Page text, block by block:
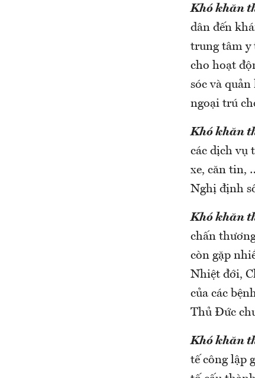
Khó khăn
dân đến
trung tâm y
cho hoạt
sóc và
ngoại trú
Khó khăn
các dịch vụ
xe, căn tin,
Nghị định
Khó khăn
chấn
còn gặp
Nhiệt đới,
của các
Thủ Đức
Khó khăn
tế công lập